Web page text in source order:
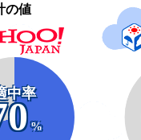
の値
中率
%